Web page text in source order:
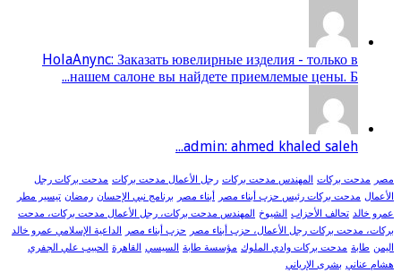
HolaAnync: Заказать ювелирные изделия - только в
нашем салоне вы найдете приемлемые цены. Б...
admin: ahmed khaled saleh...
مصر مدحت بركات المهندس مدحت بركات رجل الأعمال مدحت بركات مدحت بركات رجل
الأعمال مدحت بركات رئيس حزب أبناء مصر أبناء مصر برنامج نبي الإحسان رمضان تيسير مطر
عمرو خالد تحالف الأحزاب الشيوخ المهندس مدحت بركات، رجل الأعمال مدحت بركات، مدحت
بركات، مدحت بركات رجل الأعمال، حزب أبناء مصر
حزب أبناء مصر
الداعية الإسلامي عمرو خالد
اليمن طابة مدحت بركات وادي الملوك مؤسسة طابة السيسي القاهرة الحبيب علي الجفري
هشام عناني بشرى الإرياني